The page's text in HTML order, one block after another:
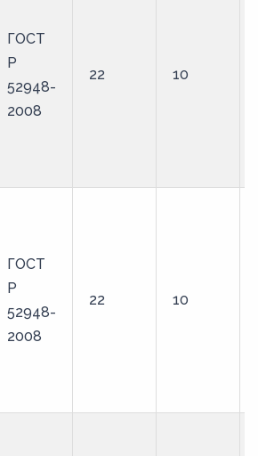
ГОСТ
Р
52948-
2008
22 10
ГОСТ
Р
52948-
2008
22 10